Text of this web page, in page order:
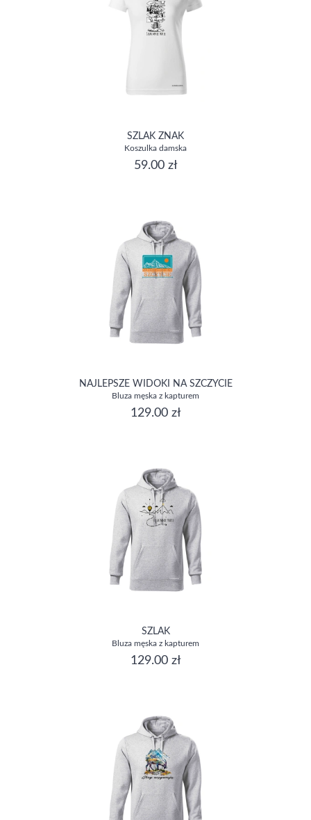
SZLAK ZNAK
Koszulka damska
59.00 zł
NAJLEPSZE WIDOKI NA SZCZYCIE
Bluza męska z kapturem
129.00 zł
SZLAK
Bluza męska z kapturem
129.00 zł